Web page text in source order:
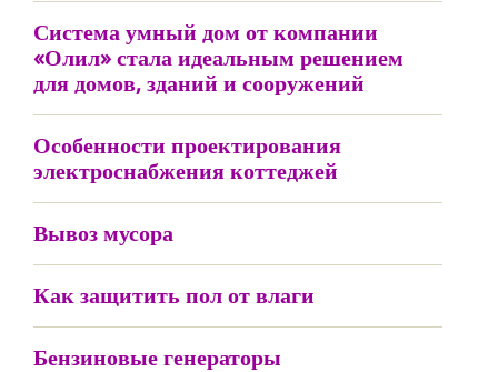
Система умный дом от компании
«Олил» стала идеальным решением
для домов, зданий и сооружений
Особенности проектирования
электроснабжения коттеджей
Вывоз мусора
Как защитить пол от влаги
Бензиновые генераторы